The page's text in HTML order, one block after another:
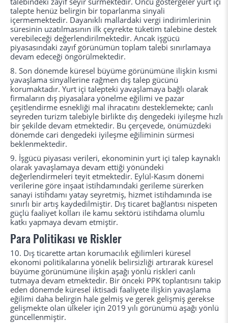
talepte henüz belirgin bir toparlanma sinyali
içermemektedir. Dayanıklı mallardaki vergi indirimlerinin
süresinin uzatılmasının ilk çeyrekte tüketim talebine destek
verebileceği değerlendirilmektedir. Ancak işgücü
piyasasındaki zayıf görünümün toplam talebi sınırlamaya
devam edeceği öngörülmektedir.
8. Son dönemde küresel büyüme görünümüne ilişkin kısmi
yavaşlama sinyallerine rağmen dış talep gücünü
korumaktadır. Yurt içi talepteki yavaşlamaya bağlı olarak
firmaların dış piyasalara yönelme eğilimi ve pazar
çeşitlendirme esnekliği mal ihracatını desteklemekte; canlı
seyreden turizm talebiyle birlikte dış dengedeki iyileşme hızlı
bir şekilde devam etmektedir. Bu çerçevede, önümüzdeki
dönemde cari dengedeki iyileşme eğiliminin sürmesi
beklenmektedir.
9. İşgücü piyasası verileri, ekonominin yurt içi talep kaynaklı
olarak yavaşlamaya devam ettiği yönündeki
değerlendirmeleri teyit etmektedir. Eylül-Kasım dönemi
verilerine göre inşaat istihdamındaki gerileme sürerken
sanayi istihdamı yatay seyretmiş, hizmet istihdamında ise
sınırlı bir artış kaydedilmiştir. Dış ticaret bağlantısı nispeten
güçlü faaliyet kolları ile kamu sektörü istihdama olumlu
katkı yapmaya devam etmiştir.
Para Politikası ve Riskler
10. Dış ticarette artan korumacılık eğilimleri küresel
ekonomi politikalarına yönelik belirsizliği artırarak küresel
büyüme görünümüne ilişkin aşağı yönlü riskleri canlı
tutmaya devam etmektedir. Bir önceki PPK toplantısını takip
eden dönemde küresel iktisadi faaliyete ilişkin yavaşlama
eğilimi daha belirgin hale gelmiş ve gerek gelişmiş gerekse
gelişmekte olan ülkeler için 2019 yılı görünümü aşağı yönlü
güncellenmiştir.